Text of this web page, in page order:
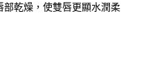
送達
作天送達
乾燥，使雙唇更顯水潤柔